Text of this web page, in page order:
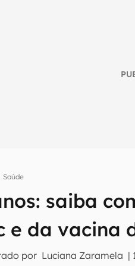
Saúde
saiba
e da vacina
por Luciana Zaramela |
inteligente do mundo
do Canaltech e receba